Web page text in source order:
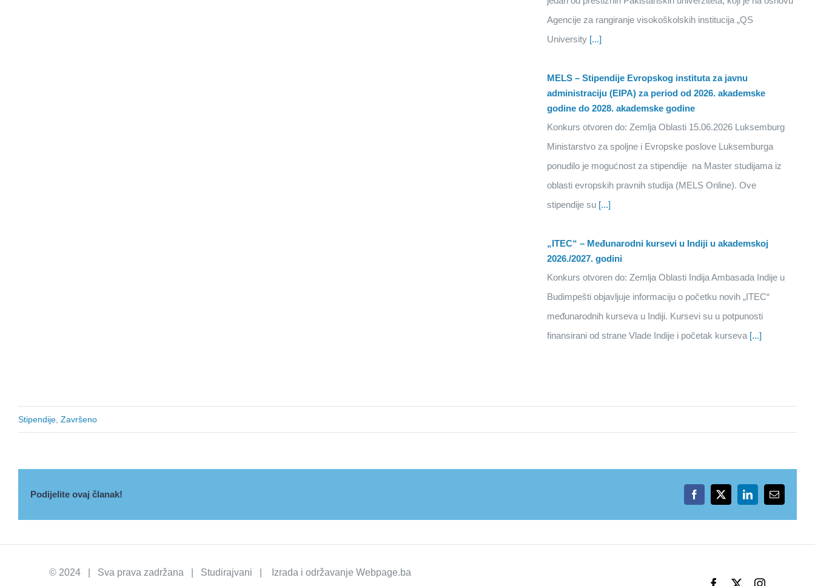
Agencije za rangiranje visokoškolskih institucija „QS
University [...]
MELS – Stipendije Evropskog instituta za javnu
administraciju (EIPA) za period od 2026. akademske
godine do 2028. akademske godine
Konkurs otvoren do: Zemlja Oblasti 15.06.2026 Luksemburg
Ministarstvo za spoljne i Evropske poslove Luksemburga
ponudilo je mogućnost za stipendije na Master studijama iz
oblasti evropskih pravnih studija (MELS Online). Ove
stipendije su [...]
„ITEC“ – Međunarodni kursevi u Indiji u akademskoj
2026./2027. godini
Konkurs otvoren do: Zemlja Oblasti Indija Ambasada Indije u
Budimpešti objavljuje informaciju o početku novih „ITEC“
međunarodnih kurseva u Indiji. Kursevi su u potpunosti
finansirani od strane Vlade Indije i početak kurseva [...]
Stipendije Završeno
Podijelite ovaj članak! Facebook
X LinkedInEmail
© 2024 | Sva prava zadržana | Studirajvani | Izrada i održavanjeWebpage.ba
Facebook Instagram